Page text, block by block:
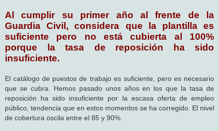
Al cumplir su primer año al frente de la
Guardia Civil, considera que la plantilla es
suficiente pero no está cubierta al 100%
porque la tasa de reposición ha sido
insuficiente.
El catálogo de puestos de trabajo es suficiente, pero es necesario
que se cubra. Hemos pasado unos años en los que la tasa de
reposición ha sido insuficiente por la escasa oferta de empleo
público, tendencia que en estos momentos se ha corregido. El nivel
de cobertura oscila entre el 85 y 90%.